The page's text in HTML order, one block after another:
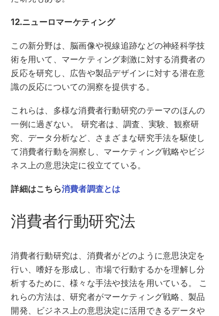
12.ニューロマーケティング
この新分野は、脳画像や視線追跡などの神経科学技
術を用いて、マーケティング刺激に対する消費者の
反応を研究し、広告や製品デザインに対する潜在意
識の反応についての洞察を提供する。
これらは、多様な消費者行動研究のテーマのほんの
一例に過ぎない。 研究者は、調査、実験、観察研
究、データ分析など、さまざまな研究手法を駆使し
て消費者行動を洞察し、マーケティング戦略やビジ
ネス上の意思決定に役立てている。
詳細はこちら消費者調査とは
消費者行動研究法
消費者行動研究は、消費者がどのように意思決定を
行い、嗜好を形成し、市場で行動するかを理解し分
析するために、様々な手法や技法を用いている。 こ
れらの方法は、研究者がマーケティング戦略、製品
開発、ビジネス上の意思決定に活用できるデータや